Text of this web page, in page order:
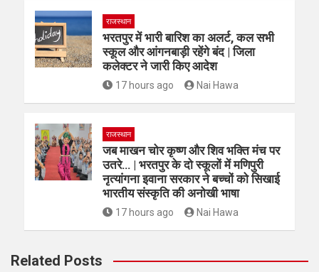
राजस्थान
भरतपुर में भारी बारिश का अलर्ट, कल सभी
स्कूल और आंगनबाड़ी रहेंगे बंद | जिला
कलेक्टर ने जारी किए आदेश
17 hours ago Nai Hawa
राजस्थान
जब माखन चोर कृष्ण और शिव भक्ति मंच पर
उतरे… | भरतपुर के दो स्कूलों में मणिपुरी
नृत्यांगना इवाना सरकार ने बच्चों को सिखाई
भारतीय संस्कृति की अनोखी भाषा
17 hours ago Nai Hawa
Related Posts